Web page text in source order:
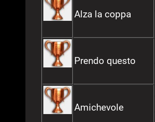
Alza la coppa
Prendo questo
Amichevole